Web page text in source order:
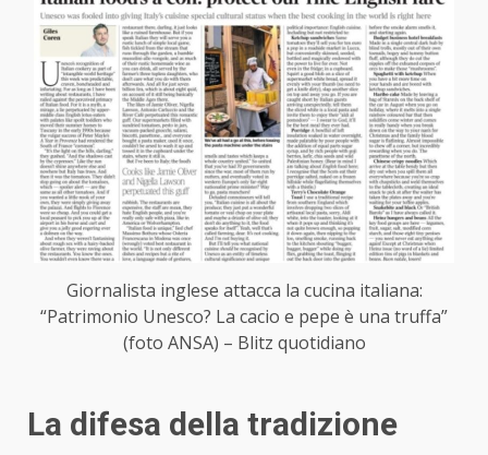
Giornalista inglese attacca la cucina italiana:
“Patrimonio Unesco? La cacio e pepe è una truffa”
(foto ANSA) – Blitz quotidiano
La difesa della tradizione